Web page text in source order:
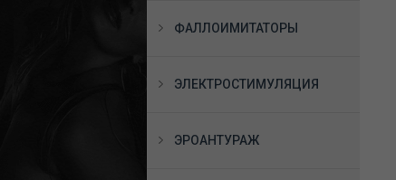
ФАЛЛОИМИТАТОРЫ
ЭЛЕКТРОСТИМУЛЯЦИЯ
ЭРОАНТУРАЖ